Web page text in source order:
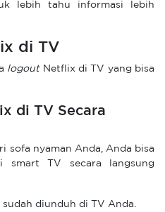
lebih tahu informasi lebih
di TV
logout Netflix di TV yang bisa
di TV Secara
sofa nyaman Anda, Anda bisa
smart TV secara langsung
diunduh di TV Anda.